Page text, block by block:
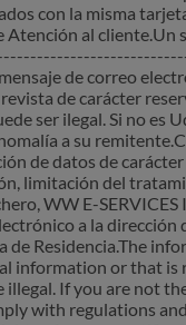
con la misma
Atención al cliente.Un
de correo
de carácter
ser ilegal. Si no es
a su
de datos de
limitación del
WW E-
a la
de Residencia.The
information or that is
illegal. If you are not
with regulations